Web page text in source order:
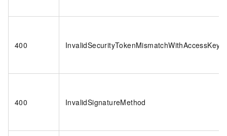
400 InvalidSecurityTokenMismatchWithAccessKey
400 InvalidSignatureMethod